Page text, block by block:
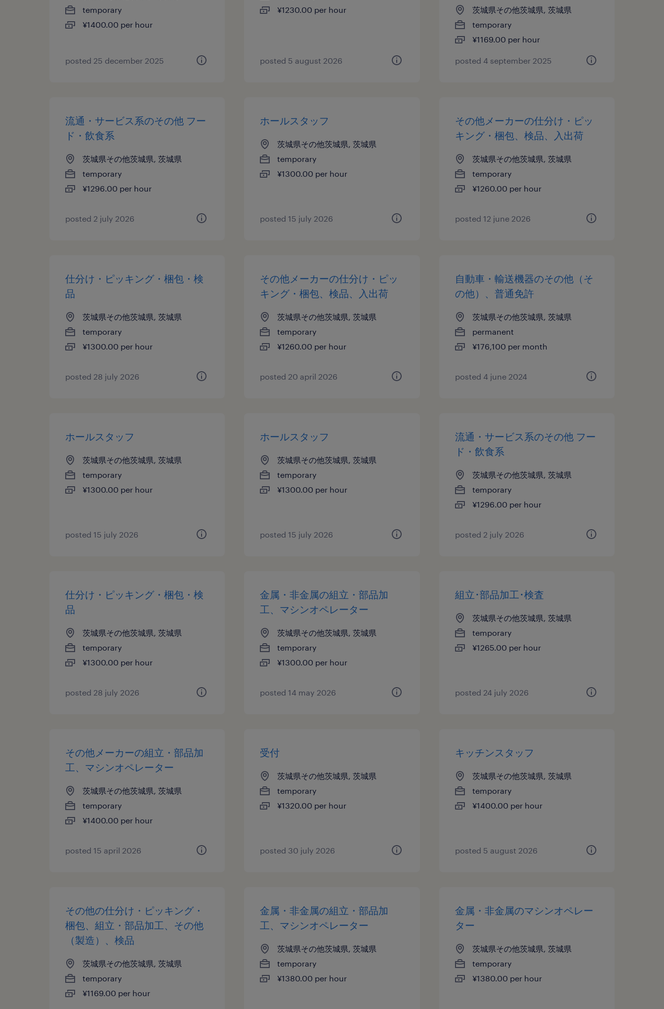
temporary
¥1400.00 per hour
posted 25 december 2025
¥1230.00 per hour
posted 5 august 2026
茨城県その他茨城県, 茨城県
temporary
¥1169.00 per hour
posted 4 september 2025
流通・サービス系のその他 フー
ド・飲食系
茨城県その他茨城県, 茨城県
temporary
¥1296.00 per hour
posted 2 july 2026
ホールスタッフ
茨城県その他茨城県, 茨城県
temporary
¥1300.00 per hour
posted 15 july 2026
その他メーカーの仕分け・ピッ
キング・梱包、検品、入出荷
茨城県その他茨城県, 茨城県
temporary
¥1260.00 per hour
posted 12 june 2026
仕分け・ピッキング・梱包・検
品
茨城県その他茨城県, 茨城県
temporary
¥1300.00 per hour
posted 28 july 2026
その他メーカーの仕分け・ピッ
キング・梱包、検品、入出荷
茨城県その他茨城県, 茨城県
temporary
¥1260.00 per hour
posted 20 april 2026
自動車・輸送機器のその他（そ
の他）、普通免許
茨城県その他茨城県, 茨城県
permanent
¥176,100 per month
posted 4 june 2024
ホールスタッフ
茨城県その他茨城県, 茨城県
temporary
¥1300.00 per hour
posted 15 july 2026
ホールスタッフ
茨城県その他茨城県, 茨城県
temporary
¥1300.00 per hour
posted 15 july 2026
流通・サービス系のその他 フー
ド・飲食系
茨城県その他茨城県, 茨城県
temporary
¥1296.00 per hour
posted 2 july 2026
仕分け・ピッキング・梱包・検
品
茨城県その他茨城県, 茨城県
temporary
¥1300.00 per hour
posted 28 july 2026
金属・非金属の組立・部品加
工、マシンオペレーター
茨城県その他茨城県, 茨城県
temporary
¥1300.00 per hour
posted 14 may 2026
組立･部品加工･検査
茨城県その他茨城県, 茨城県
temporary
¥1265.00 per hour
posted 24 july 2026
その他メーカーの組立・部品加
工、マシンオペレーター
茨城県その他茨城県, 茨城県
temporary
¥1400.00 per hour
posted 15 april 2026
受付
茨城県その他茨城県, 茨城県
temporary
¥1320.00 per hour
posted 30 july 2026
キッチンスタッフ
茨城県その他茨城県, 茨城県
temporary
¥1400.00 per hour
posted 5 august 2026
その他の仕分け・ピッキング・
梱包、組立・部品加工、その他
（製造）、検品
茨城県その他茨城県, 茨城県
temporary
¥1169.00 per hour
金属・非金属の組立・部品加
工、マシンオペレーター
茨城県その他茨城県, 茨城県
temporary
¥1380.00 per hour
金属・非金属のマシンオペレー
ター
茨城県その他茨城県, 茨城県
temporary
¥1380.00 per hour